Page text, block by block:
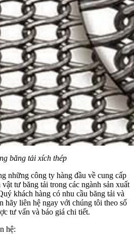
băng tải xích thép
những công ty hàng đầu về cung cấp
tư băng tải trong các ngành sản xuất
khách hàng có nhu cầu băng tải và
hãy liên hệ ngay với chúng tôi theo số
tư vấn và báo giá chi tiết.
hệ: